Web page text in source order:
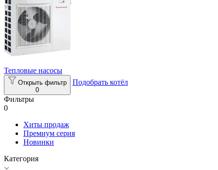
Тепловые насосы
Открыть фильтр
0
Подобрать котёл
Фильтры
0
Хиты продаж
Премиум серия
Новинки
Категория